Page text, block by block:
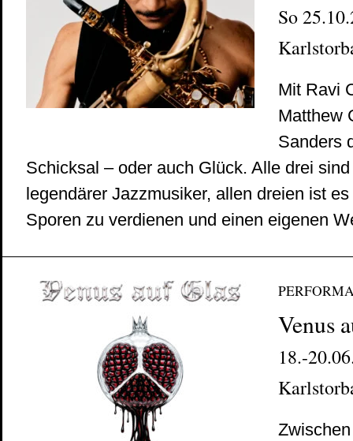
So
Mit Ravi
Matthew
Sanders
Schicksal – oder auch Glück. Alle drei
legendärer Jazzmusiker, allen dreien ist
Sporen zu verdienen und einen eigenen
Venus
18.-